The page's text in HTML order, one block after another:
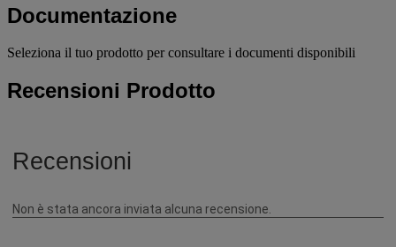
Documentazione
Seleziona il tuo prodotto per consultare i documenti disponibili
Recensioni Prodotto